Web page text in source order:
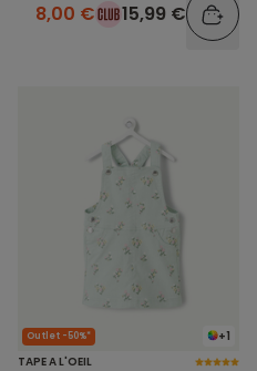
8,00 € 15,99 €
+1
Outlet -50%*
TAPE A L'OEIL